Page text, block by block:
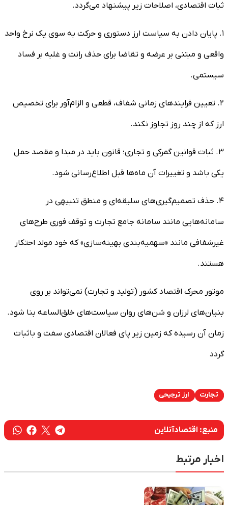
ثبات اقتصادی، اصلاحات زیر پیشنهاد می‌گردد.
۱. پایان دادن به سیاست ارز دستوری و حرکت به سوی یک نرخ واحد
واقعی و مبتنی بر عرضه و تقاضا برای حذف رانت و غلبه بر فساد
سیستمی.
۲. تعیین فرایند‌های زمانی شفاف، قطعی و الزام‌آور برای تخصیص
ارز که از چند روز تجاوز نکند.
۳. ثبات قوانین گمرکی و تجاری؛ قانون باید در مبدا و مقصد حمل
یکی باشد و تغییرات آن ماه‌ها قبل اطلاع‌رسانی شود.
۴. حذف تصمیم‌گیری‌های سلیقه‌ای و منطق تنبیهی در
سامانه‌هایی مانند سامانه جامع تجارت و توقف فوری طرح‌های
غیرشفافی مانند «سهمیه‌بندی بهینه‌سازی» که خود مولد احتکار
هستند.
موتور محرک اقتصاد کشور (تولید و تجارت) نمی‌تواند بر روی
بنیان‌های لرزان و شن‌های روان سیاست‌های خلق‌الساعه بنا شود.
زمان آن رسیده که زمین زیر پای فعالان اقتصادی سفت و باثبات
گردد
تجارت ارز ترجیحی
منبع: اقتصادآنلاین
اخبار مرتبط